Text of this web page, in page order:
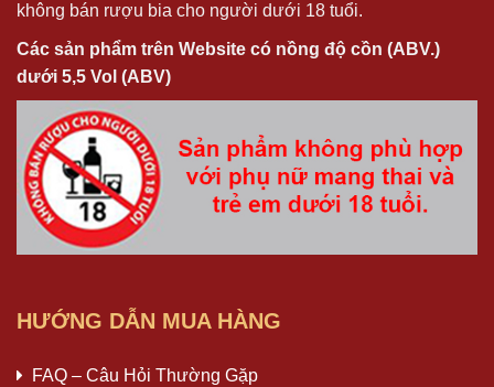
không bán rượu bia cho người dưới 18 tuổi.
Các sản phẩm trên Website có nồng độ cồn (ABV.)
dưới 5,5 Vol (ABV)
HƯỚNG DẪN MUA HÀNG
FAQ – Câu Hỏi Thường Gặp